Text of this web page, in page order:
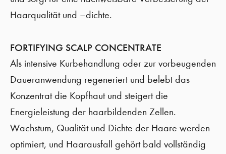
Haarqualität und –dichte.
FORTIFYING SCALP CONCENTRATE
Als intensive Kurbehandlung oder zur vorbeugenden
Daueranwendung regeneriert und belebt das
Konzentrat die Kopfhaut und steigert die
Energieleistung der haarbildenden Zellen.
Wachstum, Qualität und Dichte der Haare werden
optimiert, und Haarausfall gehört bald vollständig